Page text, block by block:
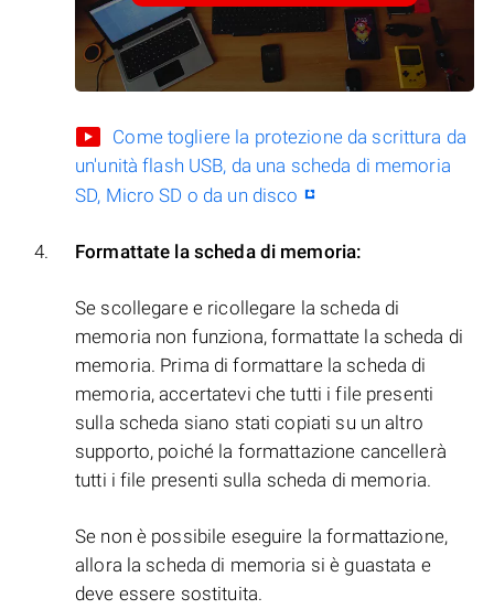
Come togliere la protezione da scrittura da
un'unità flash USB, da una scheda di memoria
SD, Micro SD o da un disco
Formattate la scheda di memoria:
Se scollegare e ricollegare la scheda di
memoria non funziona, formattate la scheda di
memoria. Prima di formattare la scheda di
memoria, accertatevi che tutti i file presenti
sulla scheda siano stati copiati su un altro
supporto, poiché la formattazione cancellerà
tutti i file presenti sulla scheda di memoria.
Se non è possibile eseguire la formattazione,
allora la scheda di memoria si è guastata e
deve essere sostituita.